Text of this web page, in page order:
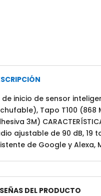
de inicio de sensor
Tapo T100 (868
3M)
ajustable de 90 dB, 19
de Google y Alexa,
DEL PRODUCTO